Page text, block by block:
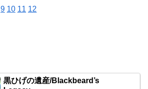
9 10 11 12
黒ひげの遺産/Blackbeard’s